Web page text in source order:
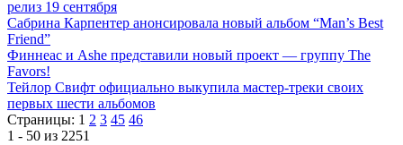
релиз 19 сентября
Сабрина Карпентер анонсировала новый альбом “Man’s Best
Friend”
Финнеас и Ashe представили новый проект — группу The
Favors!
Тейлор Свифт официально выкупила мастер-треки своих
первых шести альбомов
Страницы: 1 2 3 45 46
1 - 50 из 2251